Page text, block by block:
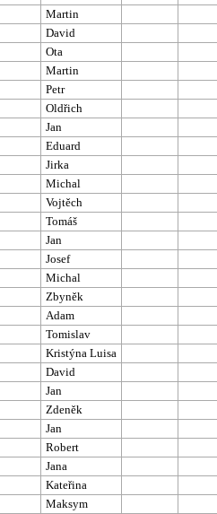
Martin
David
Ota
Martin
Petr
Oldřich
Jan
Eduard
Jirka
Michal
Vojtěch
Tomáš
Jan
Josef
Michal
Zbyněk
Adam
Tomislav
Kristýna Luisa
David
Jan
Zdeněk
Jan
Robert
Jana
Kateřina
Maksym